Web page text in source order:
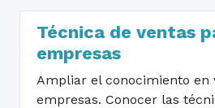
Técnica de ventas
empresas
Ampliar el conocimiento en
empresas. Conocer las